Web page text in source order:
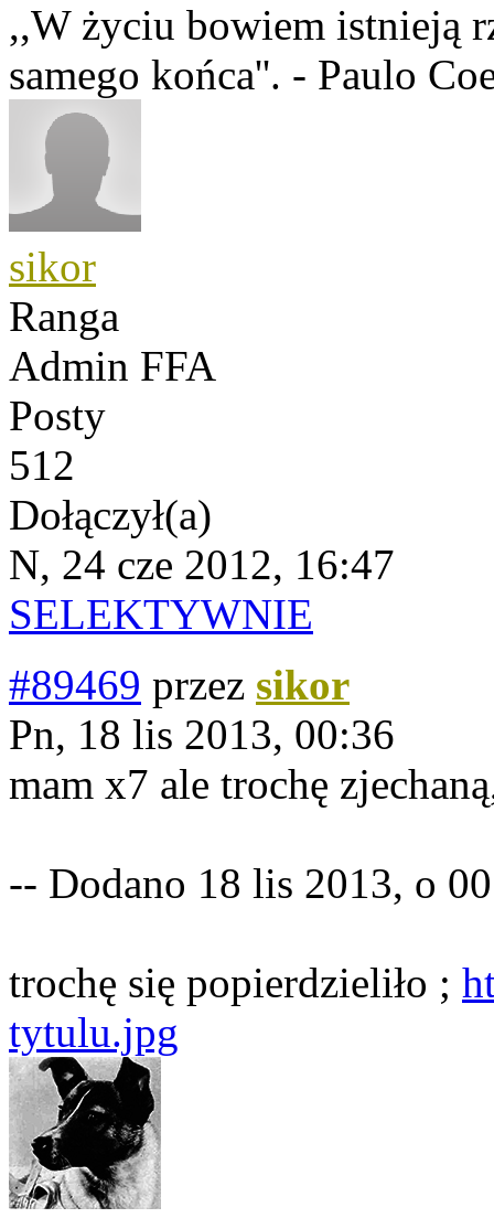
,,W życiu bo­wiem is­tnieją
sa­mego końca''. - Paulo
sikor
Ranga
Admin FFA
Posty
512
Dołączył(a)
N, 24 cze 2012, 16:47
SELEKTYWNIE
#89469 przez sikor
Pn, 18 lis 2013, 00:36
mam x7 ale trochę
-- Dodano 18 lis 2013, o
trochę się popierdzieliło ;
tytulu.jpg